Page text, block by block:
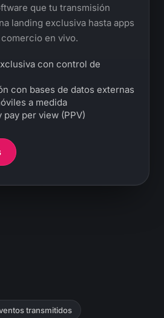
que tu transmisión
landing exclusiva hasta apps
en vivo.
con control de
con bases de datos externas
a medida
pay per view (PPV)
transmitidos